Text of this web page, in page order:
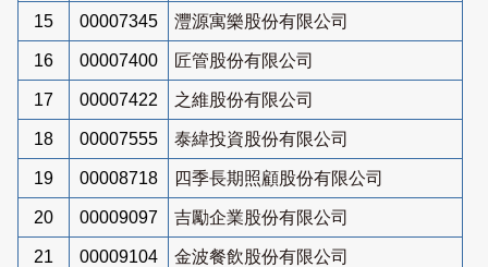
15 00007345 灃源寓樂股份有限公司
16 00007400 匠管股份有限公司
17 00007422 之維股份有限公司
18 00007555 泰緯投資股份有限公司
19 00008718 四季長期照顧股份有限公司
20 00009097 吉勵企業股份有限公司
21 00009104 金波餐飲股份有限公司